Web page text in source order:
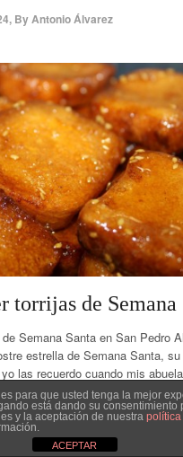
, ByAntonio Álvarez
torrijas de Semana
Semana Santa en San Pedro
estrella de Semana Santa,
las recuerdo cuando mis
la Cuaresma. Esta idea nace de
de donde comer Torrijas...
Antonio Álvarez
para que usted tenga la mejor
está dando su consentimiento
y la aceptación de nuestra
ACEPTAR